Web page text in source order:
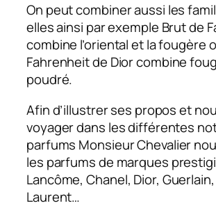
On peut combiner aussi les
elles ainsi par exemple Brut de
combine l’oriental et la fougère
Fahrenheit de Dior combine
poudré.
Afin d’illustrer ses propos et
voyager dans les différentes
parfums Monsieur Chevalier
les parfums de marques
Lancôme, Chanel, Dior,
Laurent…